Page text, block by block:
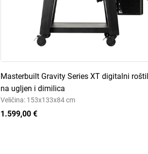
Masterbuilt Gravity Series XT digitalni
na ugljen i dimilica
Veličina: 153x133x84 cm
1.599,00 €